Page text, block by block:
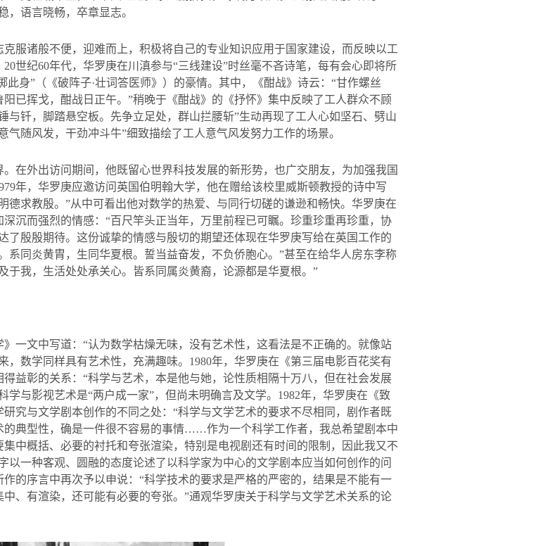
，语言晓畅，卒章显志。
服诸般不便，迎难而上，积极将自己的专业知识应用于国家建设，而反映以工
20世纪60年代，华罗庚在川滇参与“三线建设”时丝毫不吝诗笔，每有会心即将所
此身” （《破阵子·壮词答医师》）的豪情。其中，《酣战》诗云： “甘作螺丝
已挥戈，酣战日正午。 ”稍晚于《酣战》的《抒怀》集中反映了工人群众不顾
与钎，脚踏悬空板。先争立足处，群山拦腰斩”生动再现了工人心如坚石、劈山
随风发，干劲冲斗牛”细致描绘了工人意气风发努力工作的场景。
在外出访问期间，他既留心世界科技发展的新形势，也广交朋友，为加强我国
年，华罗庚应邀访问英国伯明翰大学，他在赠给该校里威斯顿教授的诗中写
德求教殷。 ”从中可看出他对数学的热爱、与同行切磋的谦逊和畅快。华罗庚在
沉而强烈的情感： “百尺竿头正当年，万里前程已可瞩。珍重珍重再珍重，协
了殷殷期待。这份诚挚的情感与殷切的期望还体现在华罗庚写给在英国工作的
系同炎黄胄，生同华夏根。誓当益奋发，不负侨胞心。”甚至在给华人房东李称
于我，生活处处承关心。皆系同属炎黄裔，论源都是华夏根。”
一文中写道： “认为数学枯燥无味，没有艺术性，这看法是不正确的。就像站
，数学同样具有艺术性，充满趣味。 1980年，华罗庚在《第三届电影百花奖有
益彰的关系： “科学与艺术，本是他与她，论性质相隔十万八，但在社会发展
学与影视艺术是“两户成一家”，但尚未明确言及文学。 1982年，华罗庚在《致
究与文学剧本创作的不同之处：“科学与文学艺术的要求不尽相同，剧作者既
的典型性，确是一件很不容易的事情……作为一个科学工作者，我总希望剧本中
中概括、必要的衬托和夸张渲染，特别是电视剧还有时间的限制，因此我又不
以一种客观、圆融的态度论述了以科学家为中心的文学剧本应当如何创作的问
的序言中再次予以申说：“科学技术的要求是严格的严密的，结果是不能有一
、有渲染，还可能有必要的夸张。”通观华罗庚关于科学与文学艺术关系的论